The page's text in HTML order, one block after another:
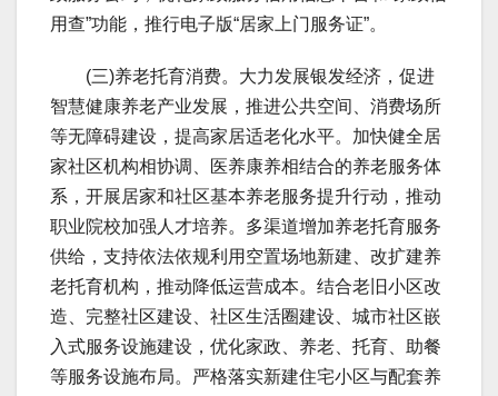
用查”功能，推行电子版“居家上门服务证”。
(三)养老托育消费。大力发展银发经济，促进
智慧健康养老产业发展，推进公共空间、消费场所
等无障碍建设，提高家居适老化水平。加快健全居
家社区机构相协调、医养康养相结合的养老服务体
系，开展居家和社区基本养老服务提升行动，推动
职业院校加强人才培养。多渠道增加养老托育服务
供给，支持依法依规利用空置场地新建、改扩建养
老托育机构，推动降低运营成本。结合老旧小区改
造、完整社区建设、社区生活圈建设、城市社区嵌
入式服务设施建设，优化家政、养老、托育、助餐
等服务设施布局。严格落实新建住宅小区与配套养